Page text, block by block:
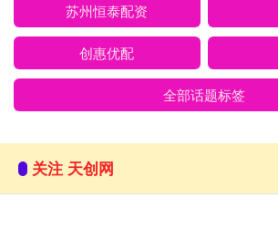
苏州恒泰配资
创惠优配
全部话题标签
关注 天创网